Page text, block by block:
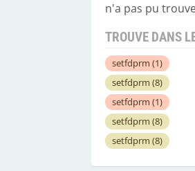
n'a pas pu
TROUVE DANS
setfdprm (1)
setfdprm (8)
setfdprm (1)
setfdprm (8)
setfdprm (8)